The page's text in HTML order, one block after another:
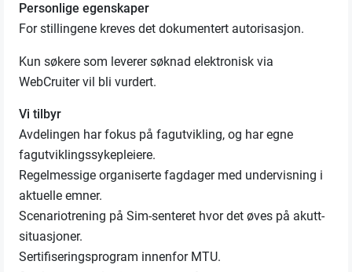
Personlige egenskaper
For stillingene kreves det dokumentert autorisasjon.
Kun søkere som leverer søknad elektronisk via
WebCruiter vil bli vurdert.
Vi tilbyr
Avdelingen har fokus på fagutvikling, og har egne
fagutviklingssykepleiere.
Regelmessige organiserte fagdager med undervisning i
aktuelle emner.
Scenariotrening på Sim-senteret hvor det øves på akutt-
situasjoner.
Sertifiseringsprogram innenfor MTU.